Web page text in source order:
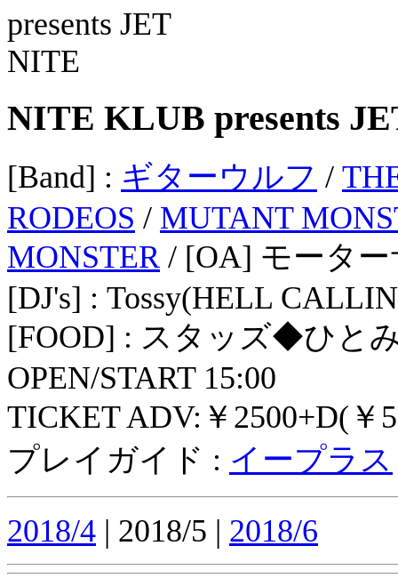
NITE KLUB presents
[Band] : ギターウルフ /
RODEOS / MUTANT
MONSTER / [OA] モータ
[DJ's] : Tossy(HELL
[FOOD] : スタッズ◆ひと
OPEN/START 15:00
TICKET ADV:￥2500+D(￥
プレイガイド : イープラス
2018/4 | 2018/5 | 2018/6